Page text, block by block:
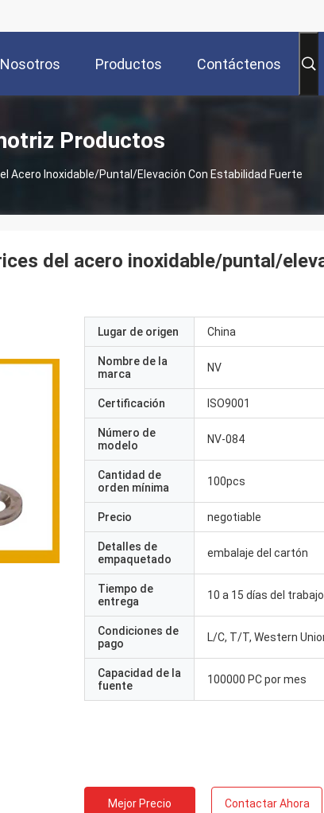
Productos Contáctenos
Productos
Acero Inoxidable/puntal/elevación Con Estabilidad Fuerte
del acero inoxidable/puntal/
Lugar de origen China
Nombre de la
marca
NV
Certificación ISO9001
Número de
modelo
NV-084
Cantidad de
orden mínima
100pcs
Precio negotiable
Detalles de
empaquetado
embalaje del cartón
Tiempo de
entrega
10 a 15 días del trabajo
Condiciones de
pago
L/C, T/T, Western
Capacidad de la
fuente
100000 PC por mes
Mejor Precio Contactar Ahora